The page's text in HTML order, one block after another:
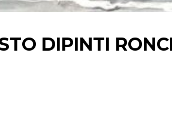
DIPINTI